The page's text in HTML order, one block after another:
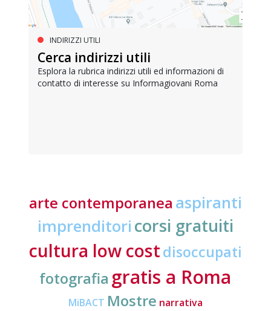
INDIRIZZI UTILI
Cerca indirizzi utili
Esplora la rubrica indirizzi utili ed informazioni di
contatto di interesse su Informagiovani Roma
arte contemporanea aspiranti
imprenditori corsi gratuiti
cultura low costdisoccupati
fotografia gratis a Roma
MiBACT Mostre narrativa